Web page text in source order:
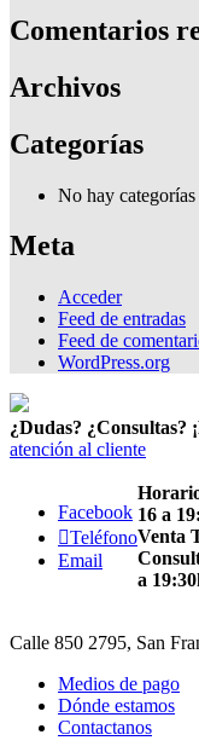
Comentarios
Archivos
Categorías
No hay categorías
Meta
Acceder
Feed de entradas
Feed de
WordPress.org
¿Dudas? ¿Consultas?
atención al cliente
Facebook
Teléfono
Email
16 a
Venta
a
Calle 850 2795, San
Medios de pago
Dónde estamos
Contactanos